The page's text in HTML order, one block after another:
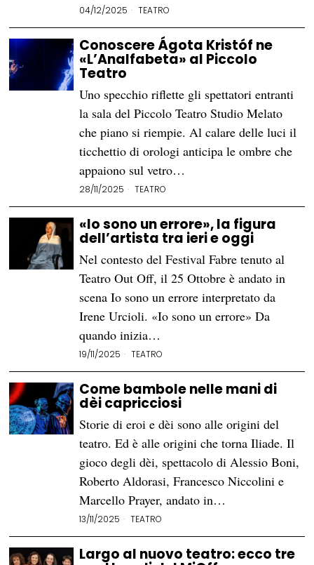
04/12/2025 TEATRO
Conoscere Ágota Kristóf ne
«L’Analfabeta» al Piccolo
Teatro
Uno specchio riflette gli spettatori entranti
la sala del Piccolo Teatro Studio Melato
che piano si riempie. Al calare delle luci il
ticchettio di orologi anticipa le ombre che
appaiono sul vetro…
28/11/2025 TEATRO
«Io sono un errore», la figura
dell’artista tra ieri e oggi
Nel contesto del Festival Fabre tenuto al
Teatro Out Off, il 25 Ottobre è andato in
scena Io sono un errore interpretato da
Irene Urcioli. «Io sono un errore» Da
quando inizia…
19/11/2025 TEATRO
Come bambole nelle mani di
dèi capricciosi
Storie di eroi e dèi sono alle origini del
teatro. Ed è alle origini che torna Iliade. Il
gioco degli dèi, spettacolo di Alessio Boni,
Roberto Aldorasi, Francesco Niccolini e
Marcello Prayer, andato in…
13/11/2025 TEATRO
Largo al nuovo teatro: ecco tre